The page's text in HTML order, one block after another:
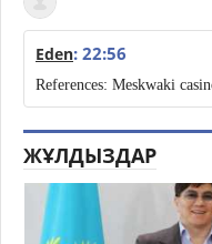
Eden: 22:56
References: Meskwaki
ЖҰЛДЫЗДАР